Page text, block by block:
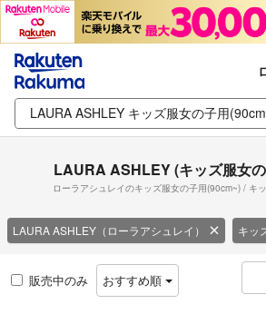
LAURA ASHLEY (キッズ服女
ローラアシュレイのキッズ服女の子用(90cm~) / キ
LAURA ASHLEY（ローラアシュレイ） キッ
販売中のみ おすすめ順